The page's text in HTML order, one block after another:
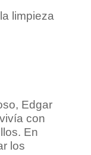
limpieza
Edgar
con
En
los